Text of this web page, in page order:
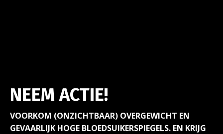
NEEM ACTIE!
VOORKOM (ONZICHTBAAR) OVERGEWICHT EN
GEVAARLIJK HOGE BLOEDSUIKERSPIEGELS. EN KRIJG